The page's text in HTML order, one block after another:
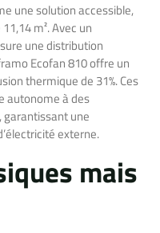
une solution accessible,
m². Avec un
une distribution
Ecofan 810 offre un
thermique de 31%. Ces
autonome à des
garantissant une
externe.
mais